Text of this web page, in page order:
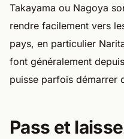
Takayama ou Nagoya
rendre facilement vers
pays, en particulier
font généralement
puisse parfois démarrer
Pass et